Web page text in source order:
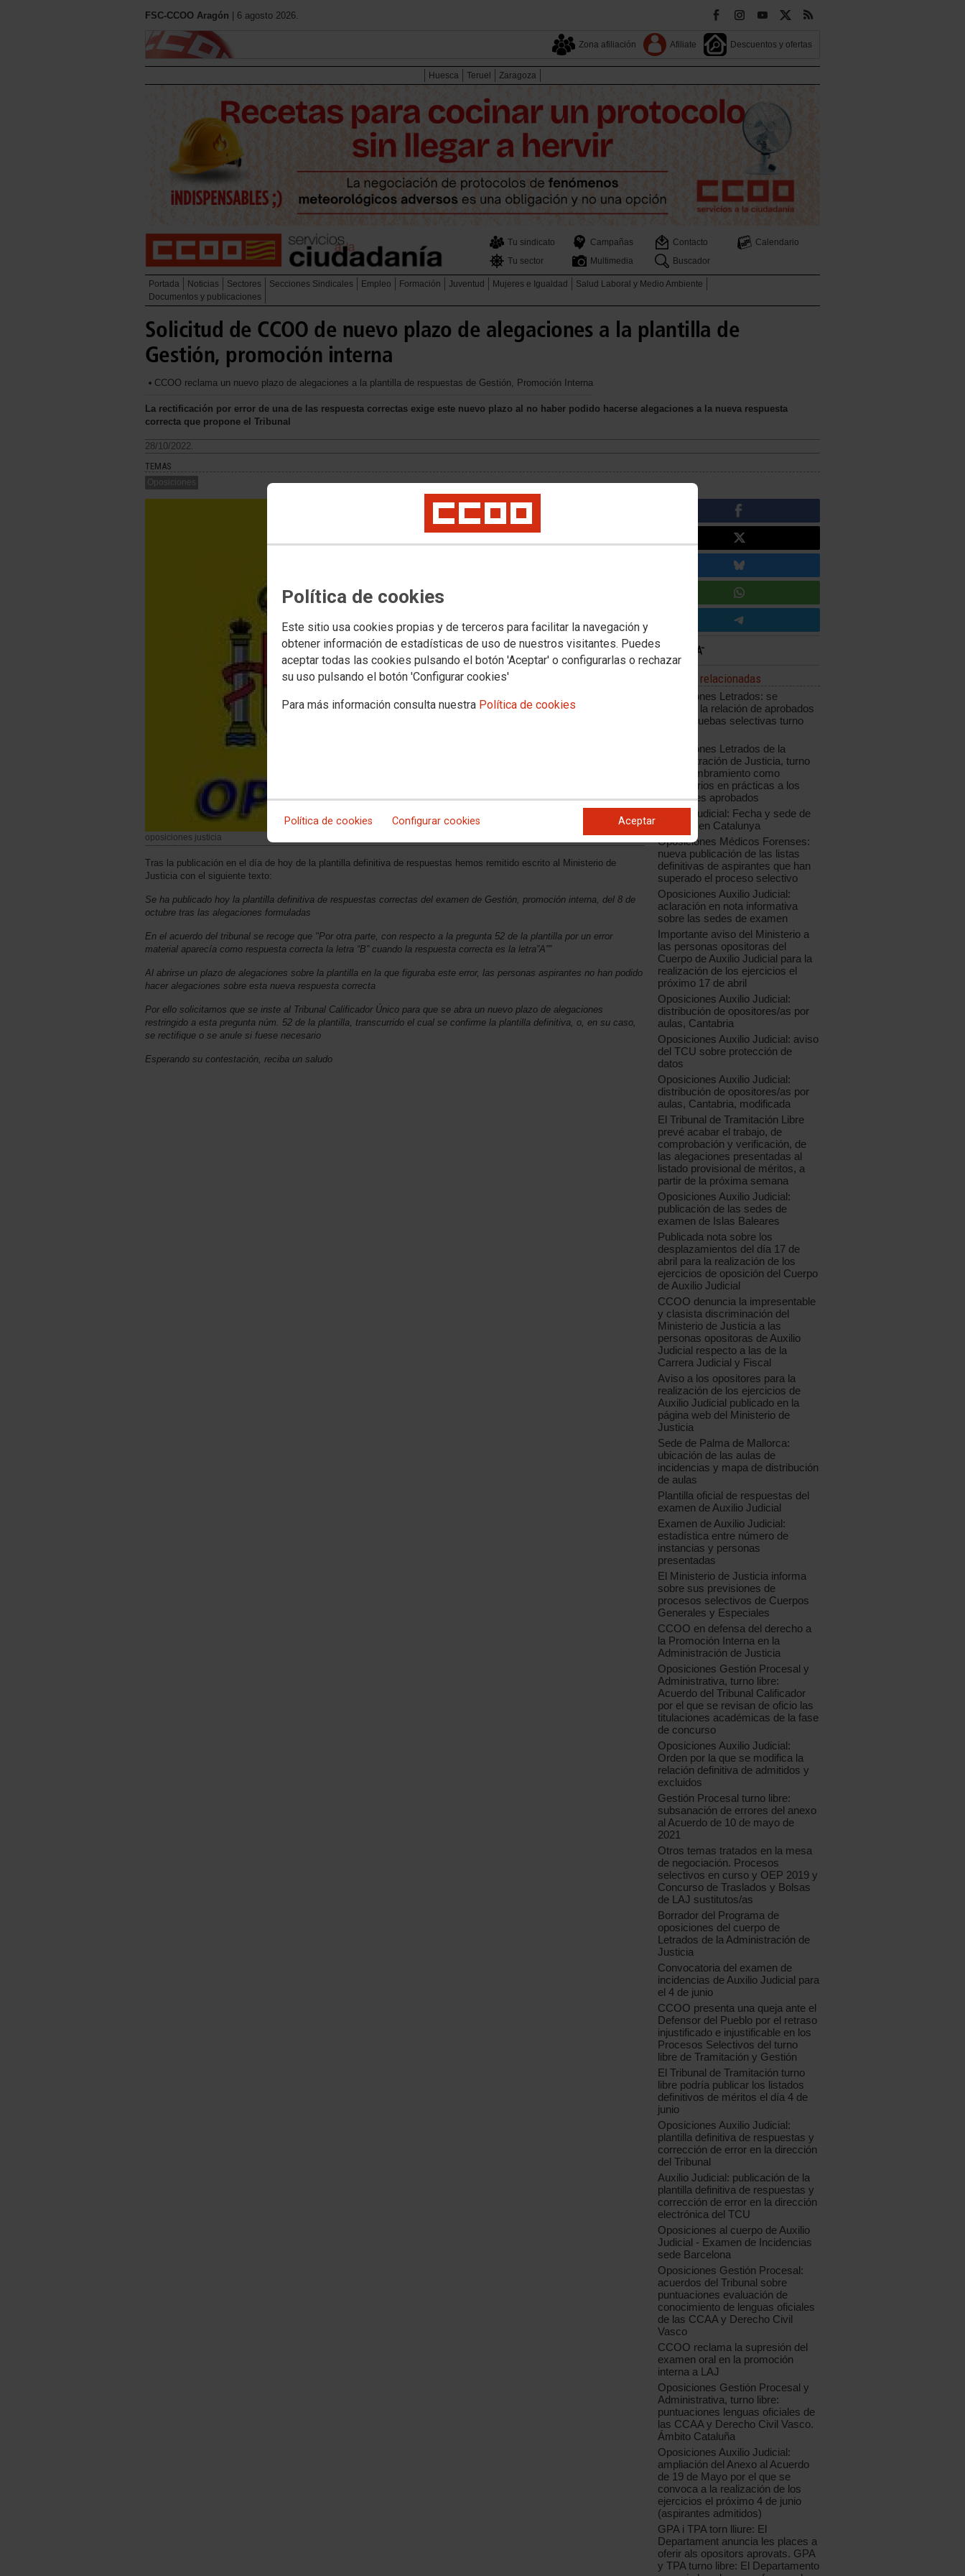
Política de cookies
Este sitio usa cookies propias y de terceros para facilitar la navegación y
obtener información de estadísticas de uso de nuestros visitantes. Puedes
aceptar todas las cookies pulsando el botón 'Aceptar' o configurarlas o rechazar
su uso pulsando el botón 'Configurar cookies'
Para más información consulta nuestra Política de cookies
Política de cookies Configurar cookies Aceptar
FSC-CCOO Aragón | 6 agosto 2026.
Zona afiliación Afiliate Descuentos y ofertas
Huesca Teruel Zaragoza
Tu sindicato Campañas Contacto
Calendario
Tu sector
Multimedia Buscador
Portada Noticias Sectores Secciones Sindicales Empleo Formación Juventud Mujeres e Igualdad
Salud Laboral y Medio Ambiente
Documentos y publicaciones
Solicitud de CCOO de nuevo plazo de alegaciones a la plantilla de
Gestión, promoción interna
CCOO reclama un nuevo plazo de alegaciones a la plantilla de respuestas de Gestión, Promoción Interna
La rectificación por error de una de las respuesta correctas exige este nuevo plazo al no haber podido hacerse alegaciones a la nueva respuesta
correcta que propone el Tribunal
28/10/2022.
TEMAS
Oposiciones
oposiciones justicia
Tras la publicación en el día de hoy de la plantilla definitiva de respuestas hemos remitido escrito al Ministerio de
Justicia con el siguiente texto:
Se ha publicado hoy la plantilla definitiva de respuestas correctas del examen de Gestión, promoción interna, del 8 de
octubre tras las alegaciones formuladas
En el acuerdo del tribunal se recoge que "Por otra parte, con respecto a la pregunta 52 de la plantilla por un error
material aparecía como respuesta correcta la letra “B” cuando la respuesta correcta es la letra”A””
Al abrirse un plazo de alegaciones sobre la plantilla en la que figuraba este error, las personas aspirantes no han podido
hacer alegaciones sobre esta nueva respuesta correcta
Por ello solicitamos que se inste al Tribunal Calificador Único para que se abra un nuevo plazo de alegaciones
restringido a esta pregunta núm. 52 de la plantilla, transcurrido el cual se confirme la plantilla definitiva, o, en su caso,
se rectifique o se anule si fuese necesario
Esperando su contestación, reciba un saludo
Noticias relacionadas
Oposiciones Letrados: se
modifica la relación de aprobados
de las pruebas selectivas turno
Oposiciones Letrados de la
Administración de Justicia, turno
libre: nombramiento como
funcionarios en prácticas a los
opositores aprobados
Auxilio Judicial: Fecha y sede de
examen en Catalunya
Oposiciones Médicos Forenses:
nueva publicación de las listas
definitivas de aspirantes que han
superado el proceso selectivo
Oposiciones Auxilio Judicial:
aclaración en nota informativa
sobre las sedes de examen
Importante aviso del Ministerio a
las personas opositoras del
Cuerpo de Auxilio Judicial para la
realización de los ejercicios el
próximo 17 de abril
Oposiciones Auxilio Judicial:
distribución de opositores/as por
aulas, Cantabria
Oposiciones Auxilio Judicial: aviso
del TCU sobre protección de
datos
Oposiciones Auxilio Judicial:
distribución de opositores/as por
aulas, Cantabria, modificada
El Tribunal de Tramitación Libre
prevé acabar el trabajo, de
comprobación y verificación, de
las alegaciones presentadas al
listado provisional de méritos, a
partir de la próxima semana
Oposiciones Auxilio Judicial:
publicación de las sedes de
examen de Islas Baleares
Publicada nota sobre los
desplazamientos del día 17 de
abril para la realización de los
ejercicios de oposición del Cuerpo
de Auxilio Judicial
CCOO denuncia la impresentable
y clasista discriminación del
Ministerio de Justicia a las
personas opositoras de Auxilio
Judicial respecto a las de la
Carrera Judicial y Fiscal
Aviso a los opositores para la
realización de los ejercicios de
Auxilio Judicial publicado en la
página web del Ministerio de
Justicia
Sede de Palma de Mallorca:
ubicación de las aulas de
incidencias y mapa de distribución
de aulas
Plantilla oficial de respuestas del
examen de Auxilio Judicial
Examen de Auxilio Judicial:
estadística entre número de
instancias y personas
presentadas
El Ministerio de Justicia informa
sobre sus previsiones de
procesos selectivos de Cuerpos
Generales y Especiales
CCOO en defensa del derecho a
la Promoción Interna en la
Administración de Justicia
Oposiciones Gestión Procesal y
Administrativa, turno libre:
Acuerdo del Tribunal Calificador
por el que se revisan de oficio las
titulaciones académicas de la fase
de concurso
Oposiciones Auxilio Judicial:
Orden por la que se modifica la
relación definitiva de admitidos y
excluidos
Gestión Procesal turno libre:
subsanación de errores del anexo
al Acuerdo de 10 de mayo de
2021
Otros temas tratados en la mesa
de negociación. Procesos
selectivos en curso y OEP 2019 y
Concurso de Traslados y Bolsas
de LAJ sustitutos/as
Borrador del Programa de
oposiciones del cuerpo de
Letrados de la Administración de
Justicia
Convocatoria del examen de
incidencias de Auxilio Judicial para
el 4 de junio
CCOO presenta una queja ante el
Defensor del Pueblo por el retraso
injustificado e injustificable en los
Procesos Selectivos del turno
libre de Tramitación y Gestión
El Tribunal de Tramitación turno
libre podría publicar los listados
definitivos de méritos el día 4 de
junio
Oposiciones Auxilio Judicial:
plantilla definitiva de respuestas y
corrección de error en la dirección
del Tribunal
Auxilio Judicial: publicación de la
plantilla definitiva de respuestas y
corrección de error en la dirección
electrónica del TCU
Oposiciones al cuerpo de Auxilio
Judicial - Examen de Incidencias
sede Barcelona
Oposiciones Gestión Procesal:
acuerdos del Tribunal sobre
puntuaciones evaluación de
conocimiento de lenguas oficiales
de las CCAA y Derecho Civil
Vasco
CCOO reclama la supresión del
examen oral en la promoción
interna a LAJ
Oposiciones Gestión Procesal y
Administrativa, turno libre:
puntuaciones lenguas oficiales de
las CCAA y Derecho Civil Vasco.
Ámbito Cataluña
Oposiciones Auxilio Judicial:
ampliación del Anexo al Acuerdo
de 19 de Mayo por el que se
convoca a la realización de los
ejercicios el próximo 4 de junio
(aspirantes admitidos)
GPA i TPA torn lliure: El
Departament anuncia les places a
oferir als opositors aprovats. GPA
y TPA turno libre: El Departamento